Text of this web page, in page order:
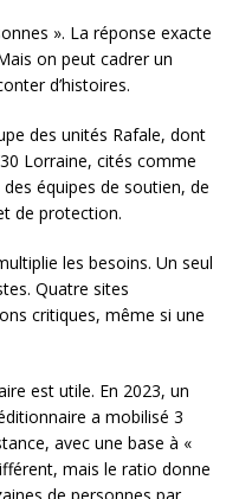
». La réponse exacte
on peut cadrer un
d’histoires.
des unités Rafale, dont
Lorraine, cités comme
des équipes de soutien, de
de protection.
les besoins. Un seul
Quatre sites
critiques, même si une
est utile. En 2023, un
a mobilisé 3
avec une base à «
mais le ratio donne